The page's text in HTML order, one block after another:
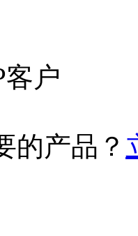
户
的产品？